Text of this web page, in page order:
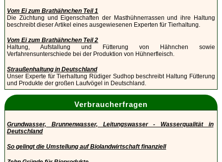
Vom Ei zum Brathähnchen Teil 1
Die Züchtung und Eigenschaften der Masthühnerrassen und ihre Haltung
beschreibt dieser Artikel eines ausgewiesenen Experten für Tierhaltung.
Vom Ei zum Brathähnchen Teil 2
Haltung, Aufstallung und Fütterung von Hähnchen sowie
Verfahrensunterschiede bei der Produktion von Hühnerfleisch.
Straußenhaltung in Deutschland
Unser Experte für Tierhaltung Rüdiger Sudhop beschreibt Haltung Fütterung
und Produkte der großen Laufvögel in Deutschland.
Verbraucherfragen
Grundwasser, Brunnenwasser, Leitungswasser - Wasserqualität in
Deutschland
So gelingt die Umstellung auf Biolandwirtschaft finanziell